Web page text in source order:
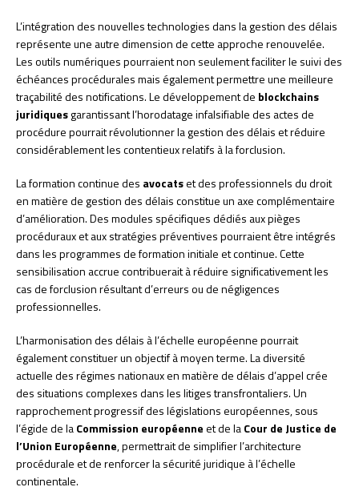
L’intégration des nouvelles technologies dans la gestion des délais
représente une autre dimension de cette approche renouvelée.
Les outils numériques pourraient non seulement faciliter le suivi des
échéances procédurales mais également permettre une meilleure
traçabilité des notifications. Le développement de blockchains
juridiquesgarantissant l’horodatage infalsifiable des actes de
procédure pourrait révolutionner la gestion des délais et réduire
considérablement les contentieux relatifs à la forclusion.
La formation continue des avocatset des professionnels du droit
en matière de gestion des délais constitue un axe complémentaire
d’amélioration. Des modules spécifiques dédiés aux pièges
procéduraux et aux stratégies préventives pourraient être intégrés
dans les programmes de formation initiale et continue. Cette
sensibilisation accrue contribuerait à réduire significativement les
cas de forclusion résultant d’erreurs ou de négligences
professionnelles.
L’harmonisation des délais à l’échelle européenne pourrait
également constituer un objectif à moyen terme. La diversité
actuelle des régimes nationaux en matière de délais d’appel crée
des situations complexes dans les litiges transfrontaliers. Un
rapprochement progressif des législations européennes, sous
l’égide de laCommission européenneet de laCour de Justice de
l’Union Européenne, permettrait de simplifier l’architecture
procédurale et de renforcer la sécurité juridique à l’échelle
continentale.